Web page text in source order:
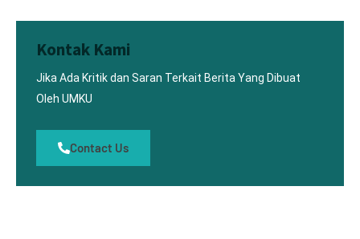
Kontak Kami
Jika Ada Kritik dan Saran Terkait Berita Yang Dibuat
Oleh UMKU
Contact Us